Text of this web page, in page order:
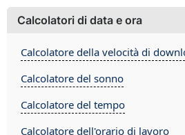
Calcolatori di data e ora
Calcolatore della velocità di
Calcolatore del sonno
Calcolatore del tempo
Calcolatore dell'orario di lavoro